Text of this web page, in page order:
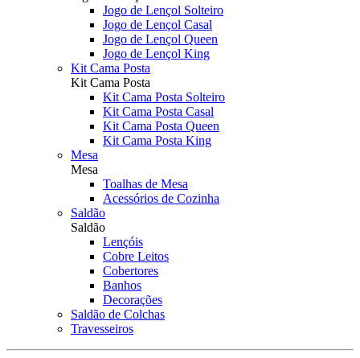
Jogo de Lençol Solteiro
Jogo de Lençol Casal
Jogo de Lençol Queen
Jogo de Lençol King
Kit Cama Posta
Kit Cama Posta
Kit Cama Posta Solteiro
Kit Cama Posta Casal
Kit Cama Posta Queen
Kit Cama Posta King
Mesa
Mesa
Toalhas de Mesa
Acessórios de Cozinha
Saldão
Saldão
Lençóis
Cobre Leitos
Cobertores
Banhos
Decorações
Saldão de Colchas
Travesseiros